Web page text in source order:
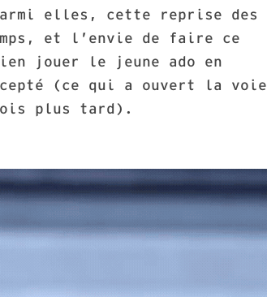
elles, cette reprise des
et l’envie de faire ce
jouer le jeune ado en
(ce qui a ouvert la voie
plus tard).